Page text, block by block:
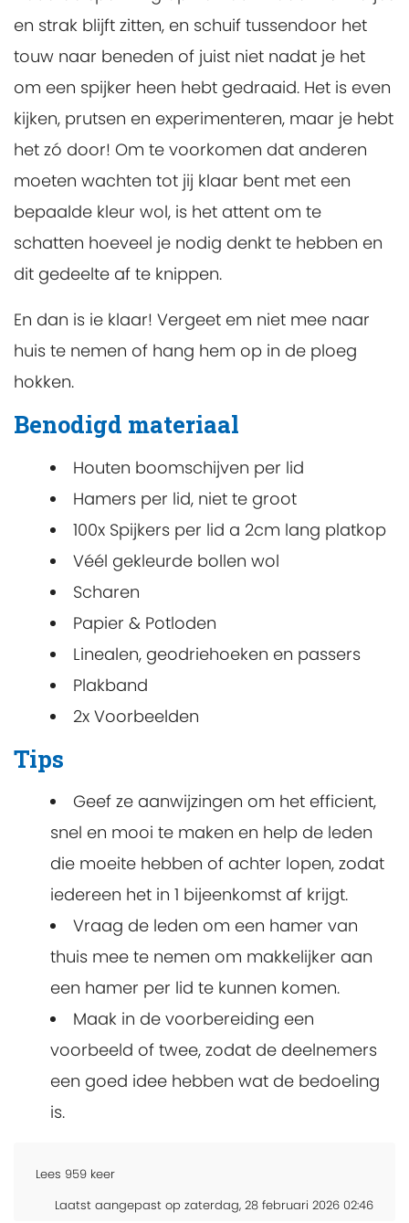
en strak blijft zitten, en schuif tussendoor het
touw naar beneden of juist niet nadat je het
om een spijker heen hebt gedraaid. Het is even
kijken, prutsen en experimenteren, maar je hebt
het zó door! Om te voorkomen dat anderen
moeten wachten tot jij klaar bent met een
bepaalde kleur wol, is het attent om te
schatten hoeveel je nodig denkt te hebben en
dit gedeelte af te knippen.
En dan is ie klaar! Vergeet em niet mee naar
huis te nemen of hang hem op in de ploeg
hokken.
Benodigd materiaal
Houten boomschijven per lid
Hamers per lid, niet te groot
100x Spijkers per lid a 2cm lang platkop
Véél gekleurde bollen wol
Scharen
Papier & Potloden
Linealen, geodriehoeken en passers
Plakband
2x Voorbeelden
Tips
Geef ze aanwijzingen om het efficient,
snel en mooi te maken en help de leden
die moeite hebben of achter lopen, zodat
iedereen het in 1 bijeenkomst af krijgt.
Vraag de leden om een hamer van
thuis mee te nemen om makkelijker aan
een hamer per lid te kunnen komen.
Maak in de voorbereiding een
voorbeeld of twee, zodat de deelnemers
een goed idee hebben wat de bedoeling
is.
Lees 959 keer
Laatst aangepast op zaterdag, 28 februari 2026 02:46